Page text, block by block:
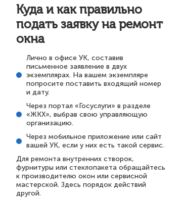
Куда и как правильно
подать заявку на ремонт
окна
Лично в офисе УК, составив
письменное заявление в двух
экземплярах. На вашем экземпляре
попросите поставить входящий номер
и дату.
Через портал «Госуслуги» в разделе
«ЖКХ», выбрав свою управляющую
организацию.
Через мобильное приложение или сайт
вашей УК, если у них есть такой сервис.
Для ремонта внутренних створок,
фурнитуры или стеклопакета обращайтесь
к производителю окон или сервисной
мастерской. Здесь порядок действий
другой.